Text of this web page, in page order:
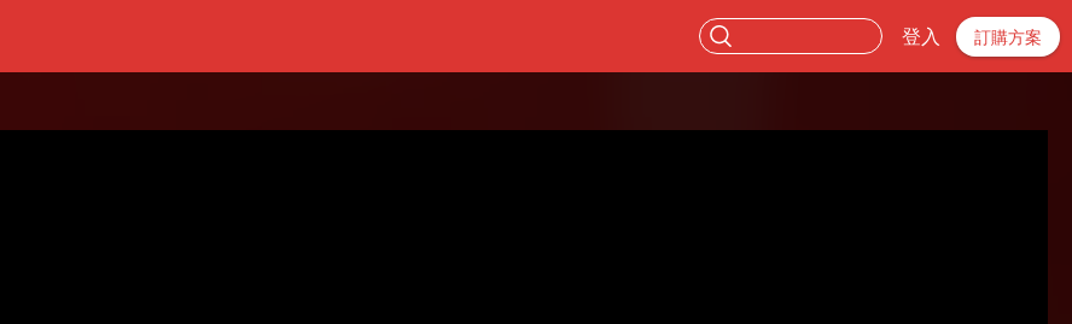
登入 訂購方案